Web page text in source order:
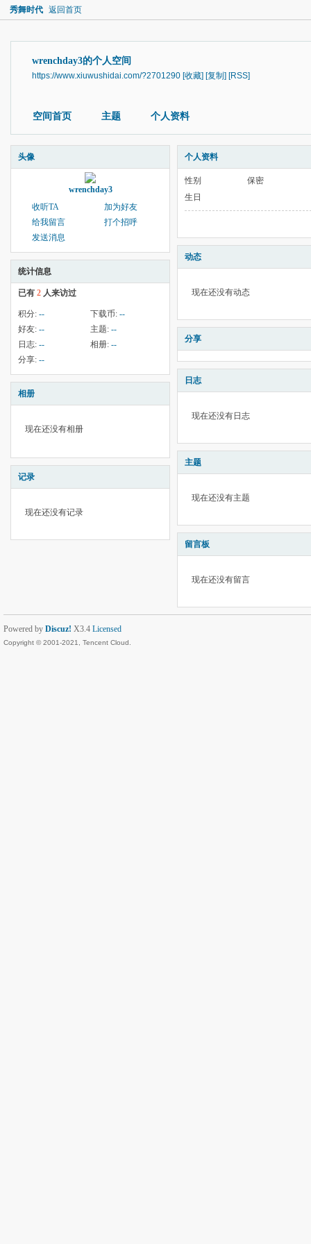
秀舞时代 返回首页
wrenchday3的个人空间
https://www.xiuwushidai.com/?2701290 [收藏] [复制] [RSS]
空间首页 主题 个人资料
头像
wrenchday3
收听TA
加为好友
给我留言
打个招呼
发送消息
统计信息
已有 2 人来访过
积分: -- 下载币: --
好友: -- 主题: --
日志: -- 相册: --
分享: --
相册
现在还没有相册
记录
现在还没有记录
个人资料
性别
保密
生日
动态
现在还没有动态
分享
日志
现在还没有日志
主题
现在还没有主题
留言板
现在还没有留言
Powered by Discuz! X3.4 Licensed
Copyright © 2001-2021, Tencent Cloud.